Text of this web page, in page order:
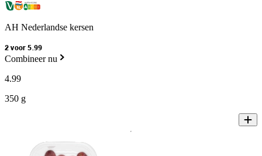
AH Nederlandse kersen
2 voor 5.99
Combineer nu
4.99
350 g